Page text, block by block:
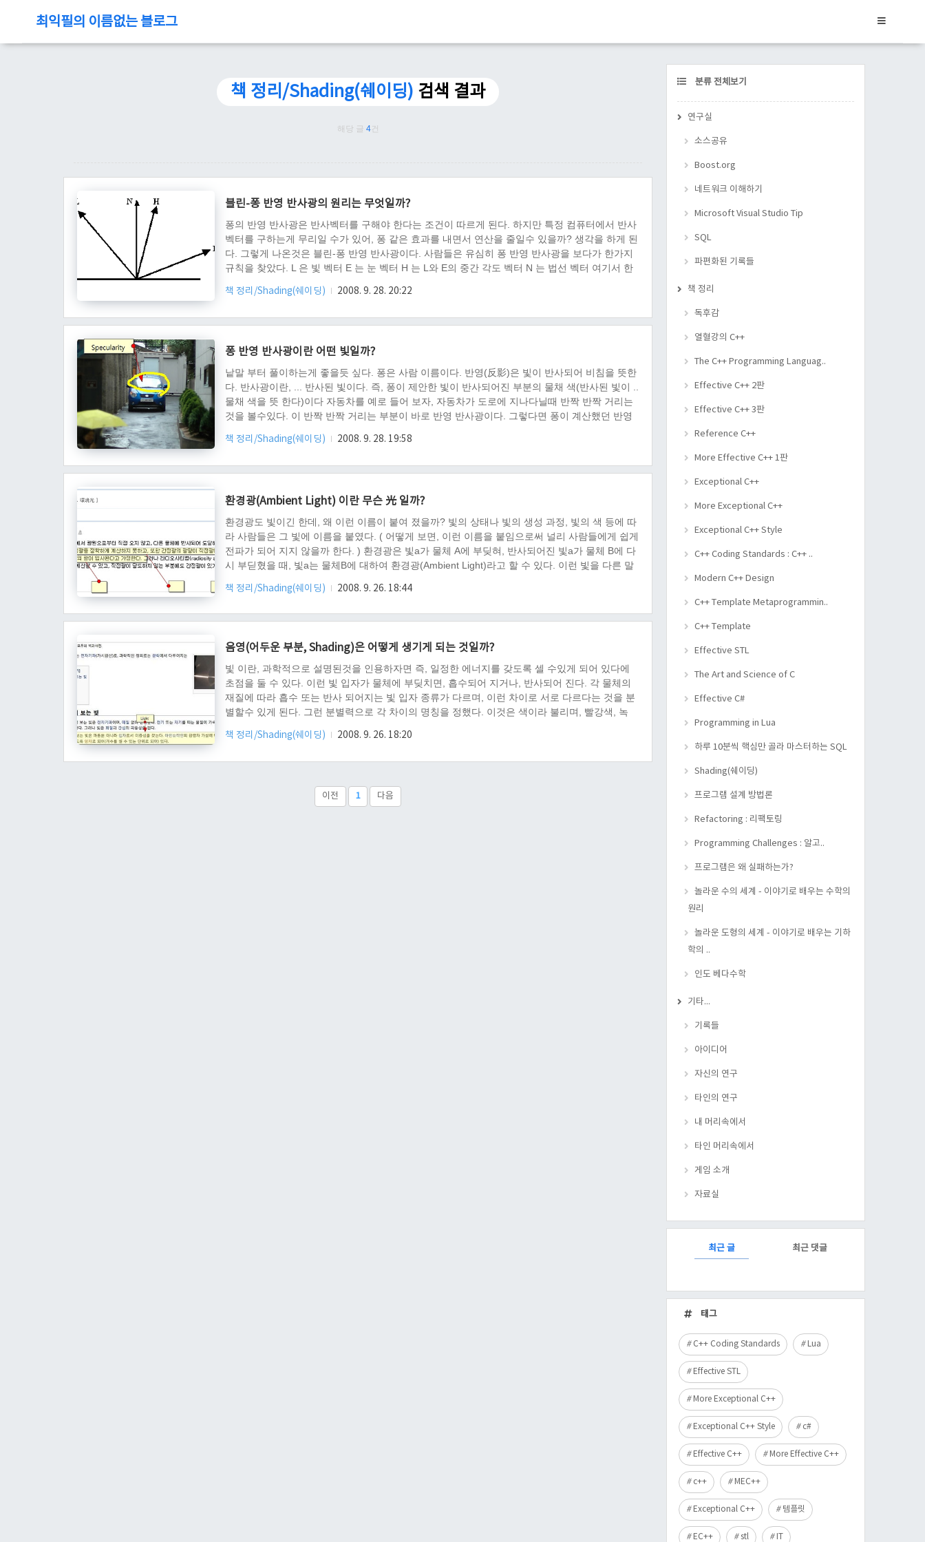
최익필의 이름없는 블로그
책 정리/Shading(쉐이딩) 검색 결과
해당 글 4건
블린-퐁 반영 반사광의 원리는 무엇일까?
퐁의 반영 반사광은 반사벡터를 구해야 한다는 조건이 따르게 된다. 하지만 특정 컴퓨터에서 반사
벡터를 구하는게 무리일 수가 있어, 퐁 같은 효과를 내면서 연산을 줄일수 있을까? 생각을 하게 된
다. 그렇게 나온것은 블린-퐁 반영 반사광이다. 사람들은 유심히 퐁 반영 반사광을 보다가 한가지
규칙을 찾았다. L 은 빛 벡터 E 는 눈 벡터 H 는 L와 E의 중간 각도 벡터 N 는 법선 벡터 여기서 한
연히 N 벡터가 될 것이다. 즉 L 벡터와 반사벡터의 중간 벡터는 H 벡터이며, H 벡터와 N 벡터는 같
은 방향..
책 정리/Shading(쉐이딩) 2008. 9. 28. 20:22
퐁 반영 반사광이란 어떤 빛일까?
낱말 부터 풀이하는게 좋을듯 싶다. 퐁은 사람 이름이다. 반영(反影)은 빛이 반사되어 비침을 뜻한
다. 반사광이란, ... 반사된 빛이다. 즉, 퐁이 제안한 빛이 반사되어진 부분의 물채 색(반사된 빛이 ..
물채 색을 뜻 한다)이다 자동차를 예로 들어 보자, 자동차가 도로에 지나다닐때 반짝 반짝 거리는
것을 볼수있다. 이 반짝 반짝 거리는 부분이 바로 반영 반사광이다. 그렇다면 퐁이 계산했던 반영
터이다. vEye 는 입사 눈 벡터이다. vNorMal 은 물체의 법선 벡터를 말한다. 퐁은 vRLight 와 vEye
책 정리/Shading(쉐이딩) 2008. 9. 28. 19:58
환경광(Ambient Light) 이란 무슨 光 일까?
환경광도 빛이긴 한데, 왜 이런 이름이 붙여 졌을까? 빛의 상태나 빛의 생성 과정, 빛의 색 등에 따
라 사람들은 그 빛에 이름을 붙였다. ( 어떻게 보면, 이런 이름을 붙임으로써 널리 사람들에게 쉽게
전파가 되어 지지 않을까 한다. ) 환경광은 빛a가 물체 A에 부딪혀, 반사되어진 빛a가 물체 B에 다
시 부딛혔을 때, 빛a는 물체B에 대하여 환경광(Ambient Light)라고 할 수 있다. 이런 빛을 다른 말
한 물체에 환경광은 복잡하게 부딛치게 되며, 여러 방향에서 발견되어 진다. 어찌보면 물체의 전
의 정의이다. 표시해..
책 정리/Shading(쉐이딩) 2008. 9. 26. 18:44
음영(어두운 부분, Shading)은 어떻게 생기게 되는 것일까?
빛 이란, 과학적으로 설명된것을 인용하자면 즉, 일정한 에너지를 갖도록 셀 수있게 되어 있다에
초점을 둘 수 있다. 이런 빛 입자가 물체에 부딪치면, 흡수되어 지거나, 반사되어 진다. 각 물체의
재질에 따라 흡수 또는 반사 되어지는 빛 입자 종류가 다르며, 이런 차이로 서로 다르다는 것을 분
별할수 있게 된다. 그런 분별력으로 각 차이의 명칭을 정했다. 이것은 색이라 불리며, 빨강색, 녹
해서 달라 질수 있다. 원리는 입사각이 0도 ~ 180도에서 90도가 원래 빛의 량을 받는다 했을 때,
책 정리/Shading(쉐이딩) 2008. 9. 26. 18:20
이전 1 다음
CATEGORY
분류 전체보기
연구실
소스공유
Boost.org
네트워크 이해하기
Microsoft Visual Studio Tip
SQL
파편화된 기록들
책 정리
독후감
열혈강의 C++
The C++ Programming Languag..
Effective C++ 2판
Effective C++ 3판
Reference C++
More Effective C++ 1판
Exceptional C++
More Exceptional C++
Exceptional C++ Style
C++ Coding Standards : C++ ..
Modern C++ Design
C++ Template Metaprogrammin..
C++ Template
Effective STL
The Art and Science of C
Effective C#
Programming in Lua
하루 10분씩 핵심만 골라 마스터하는 SQL
Shading(쉐이딩)
프로그램 설계 방법론
Refactoring : 리팩토링
Programming Challenges : 알고..
프로그램은 왜 실패하는가?
놀라운 수의 세계 - 이야기로 배우는 수학의
원리
놀라운 도형의 세계 - 이야기로 배우는 기하
학의 ..
인도 베다수학
기타...
기록들
아이디어
자신의 연구
타인의 연구
내 머리속에서
타인 머리속에서
게임 소개
자료실
RECENTLY최근 글 최근 댓글
근
글
태그
C++ Coding Standards Lua
Effective STL
More Exceptional C++
Exceptional C++ Style c#
Effective C++ More Effective C++
c++ MEC++
Exceptional C++ 템플릿
EC++ stl IT